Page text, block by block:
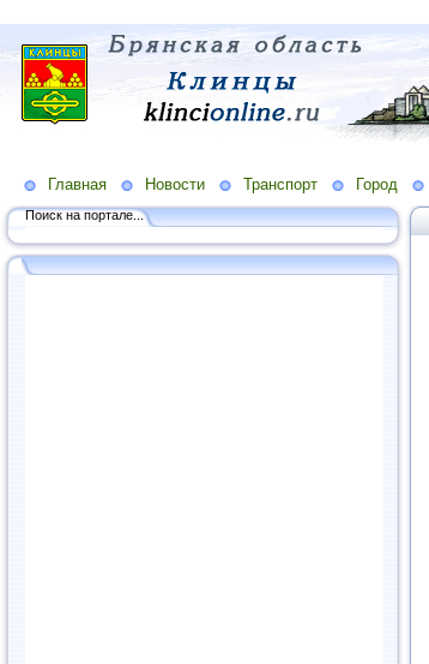
Главная Новости Транспорт Город
Поиск на портале...